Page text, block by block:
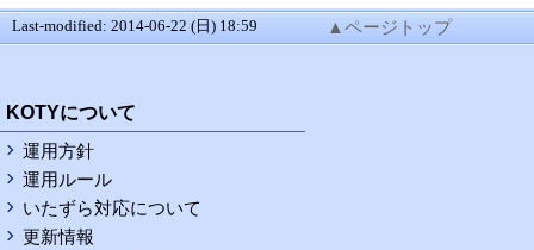
Last-modified: 2014-06-22 (日) 18:59 ▲ページトップ
KOTYについて
運用方針
運用ルール
いたずら対応について
更新情報